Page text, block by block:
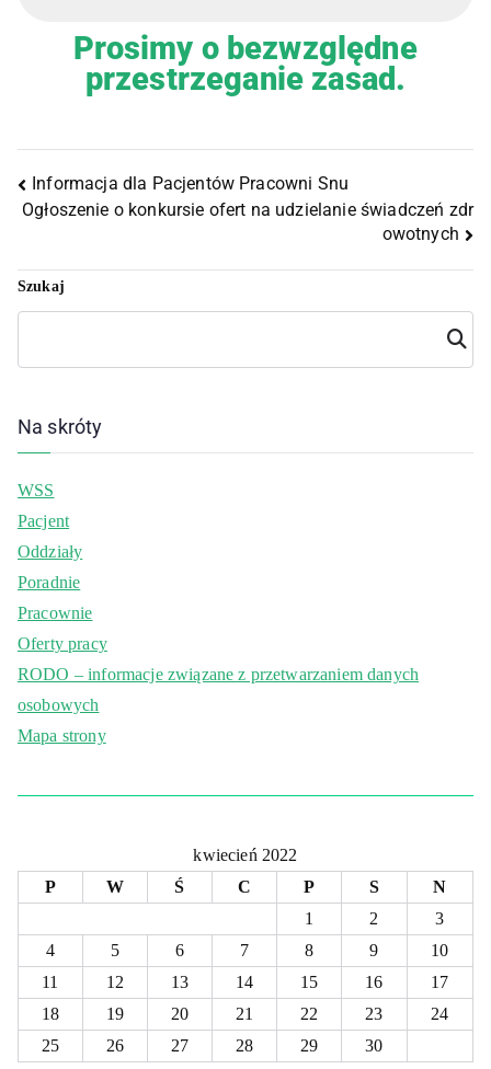
Prosimy o bezwzględne
przestrzeganie zasad.
Informacja dla Pacjentów Pracowni Snu
Ogłoszenie o konkursie ofert na udzielanie świadczeń zdr
owotnych
Szukaj
Szuka
j
Na skróty
WSS
Pacjent
Oddziały
Poradnie
Pracownie
Oferty pracy
RODO – informacje związane z przetwarzaniem danych
osobowych
Mapa strony
kwiecień 2022
P
W Ś C P S
N
1
2
3
4
5 6 7 8 9
10
11
12 13 14 15 16
17
18
19 20 21 22 23
24
25
26 27 28 29 30